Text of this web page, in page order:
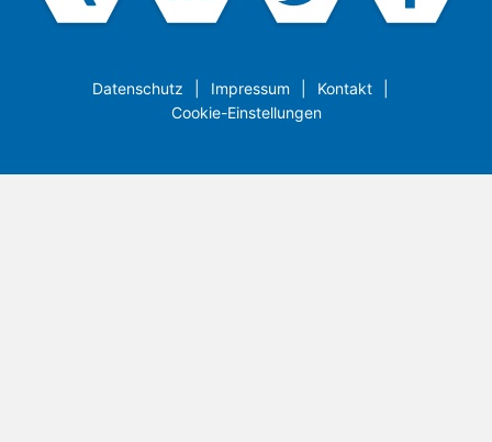
Datenschutz Impressum
Kontakt
Cookie-Einstellungen